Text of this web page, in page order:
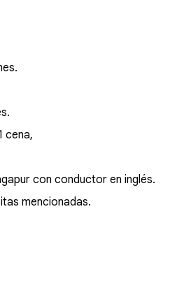
cena,
con conductor en inglés.
mencionadas.